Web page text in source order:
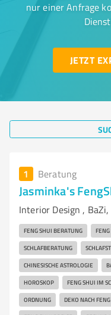
nur einer Anfrage
JETZT
1 Beratung
Jasminka's
Interior Design ,
FENG SHUI BERATUNG
SCHLAFBERATUNG
CHINESISCHE ASTROLOGIE
HOROSKOP FENG SHUI IM
ORDNUNG DEKO NACH